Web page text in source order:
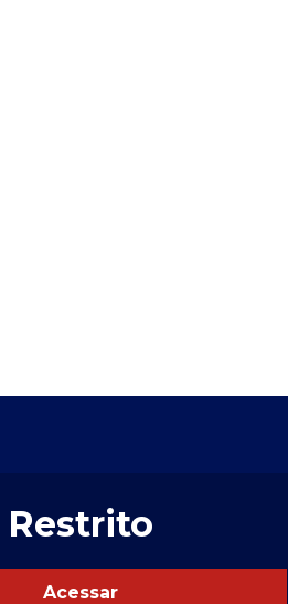
Restrito
Acessar